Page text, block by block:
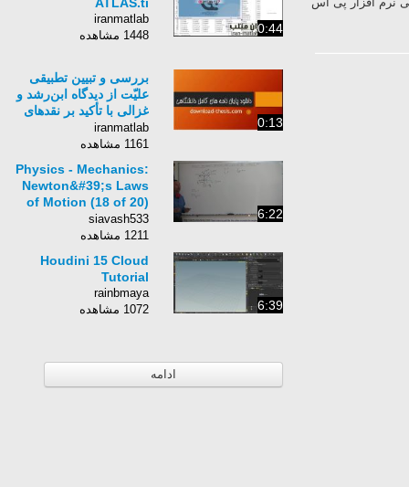
0:44
iranmatlab
1448 مشاهده
0:13
بررسی و تبيين تطبيقی
عليّت از ديدگاه ابن‌رشد و
غزالی با تأکيد بر نقدهای
غزالی بر ابن‌سينا
iranmatlab
1161 مشاهده
6:22
Physics - Mechanics:
Newton&#39;s Laws
of Motion (18 of 20)
Statics: Example 2
siavash533
1211 مشاهده
6:39
Houdini 15 Cloud
Tutorial
rainbmaya
1072 مشاهده
ادامه